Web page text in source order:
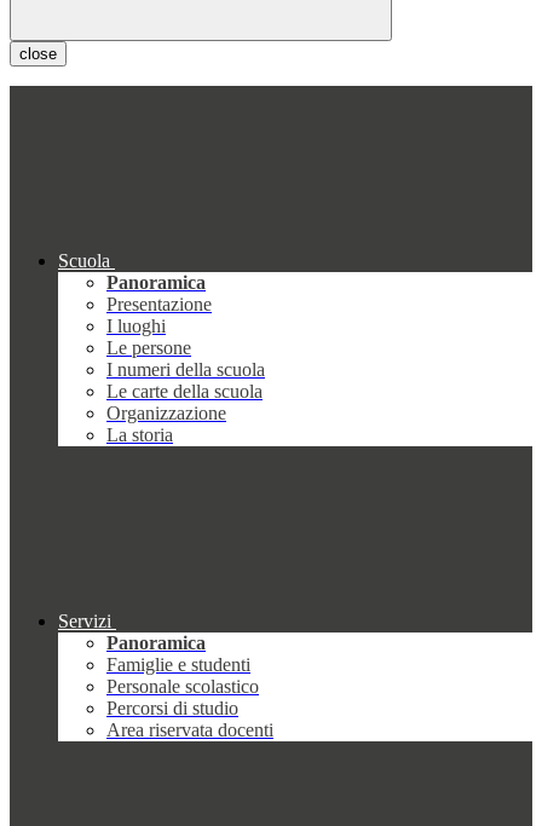
close
Scuola
Panoramica
Presentazione
I luoghi
Le persone
I numeri della scuola
Le carte della scuola
Organizzazione
La storia
Servizi
Panoramica
Famiglie e studenti
Personale scolastico
Percorsi di studio
Area riservata docenti